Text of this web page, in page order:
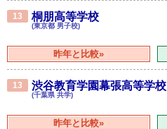
13 桐朋高等学校
(東京都 男子校)
昨年と比較»
13 渋谷教育学園幕張高等学校
(千葉県 共学)
昨年と比較»